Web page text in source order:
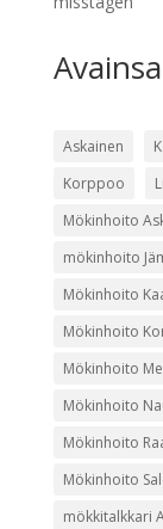
Askainen
Korppoo
Mökinhoito
mökinhoito
Mökinhoito
Mökinhoito
Mökinhoito
Mökinhoito
Mökinhoito
Mökinhoito
mökkitalkkari